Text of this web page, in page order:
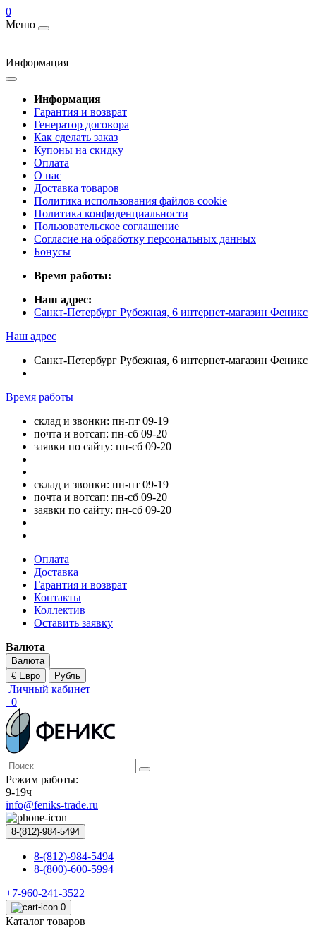
0
Меню
Информация
Информация
Гарантия и возврат
Генератор договора
Как сделать заказ
Купоны на скидку
Оплата
О нас
Доставка товаров
Политика использования файлов cookie
Политика конфиденциальности
Пользовательское соглашение
Согласие на обработку персональных данных
Бонусы
Время работы:
Наш адрес:
Санкт-Петербург Рубежная, 6 интернет-магазин Феникс
Наш адрес
Санкт-Петербург Рубежная, 6 интернет-магазин Феникс
Время работы
склад и звонки: пн-пт 09-19
почта и вотсап: пн-сб 09-20
заявки по сайту: пн-сб 09-20
склад и звонки: пн-пт 09-19
почта и вотсап: пн-сб 09-20
заявки по сайту: пн-сб 09-20
Оплата
Доставка
Гарантия и возврат
Контакты
Коллектив
Оставить заявку
Валюта
Валюта
€ Евро
Рубль
Личный кабинет
0
Режим работы:
9-19ч
info@feniks-trade.ru
8-(812)-984-5494
8-(812)-984-5494
8-(800)-600-5994
+7-960-241-3522
0
Каталог товаров